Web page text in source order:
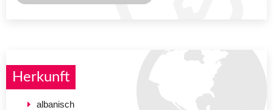
Herkunft
albanisch